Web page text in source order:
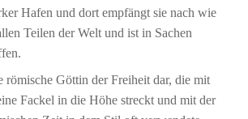
Hafen und dort empfängt sie nach wie
Teilen der Welt und ist in Sachen
römische Göttin der Freiheit dar, die mit
Fackel in die Höhe streckt und mit der